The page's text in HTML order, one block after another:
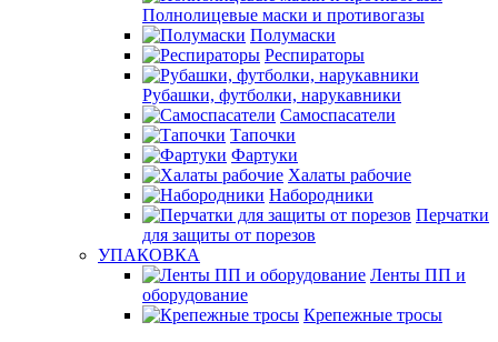
Полнолицевые маски и противогазы
Полумаски
Респираторы
Рубашки, футболки, нарукавники
Самоспасатели
Тапочки
Фартуки
Халаты рабочие
Набородники
Перчатки
для защиты от порезов
УПАКОВКА
Ленты ПП и
оборудование
Крепежные тросы